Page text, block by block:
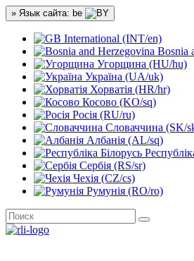
» Язык сайта: be
International (INT/en)
Bosnia
Угорщина (HU/hu)
Україна (UA/uk)
Хорватія (HR/hr)
Косово (KO/sq)
Росія (RU/ru)
Словаччина (SK/
Албанія (AL/sq)
Сербія (RS/sr)
Чехія (CZ/cs)
Румунія (RO/ro)